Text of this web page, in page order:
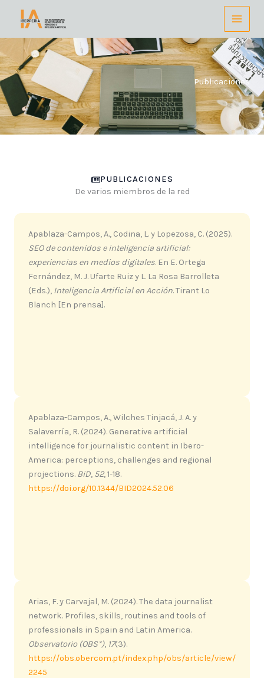
Publicaciones
PUBLICACIONES
De varios miembros de la red
Apablaza-Campos, A., Codina, L. y Lopezosa, C. (2025).
SEO de contenidos e inteligencia artificial:
experiencias en medios digitales. En E. Ortega
Fernández, M. J. Ufarte Ruiz y L. La Rosa Barrolleta
(Eds.), Inteligencia Artificial en Acción. Tirant Lo
Blanch [En prensa].
Apablaza-Campos, A., Wilches Tinjacá, J. A. y
Salaverría, R. (2024). Generative artificial
intelligence for journalistic content in Ibero-
America: perceptions, challenges and regional
projections. BiD, 52, 1-18.
https://doi.org/10.1344/BID2024.52.06
Arias, F. y Carvajal, M. (2024). The data journalist
network. Profiles, skills, routines and tools of
professionals in Spain and Latin America.
Observatorio (OBS*), 17(3).
https://obs.obercom.pt/index.php/obs/article/view/
2245